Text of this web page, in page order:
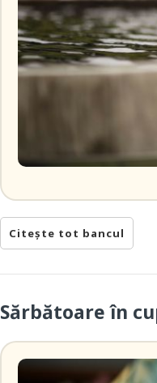
Citește tot bancul
Sărbătoare în